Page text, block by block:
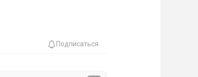
Подписаться